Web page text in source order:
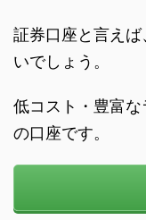
証券口座と言え
いでしょう。
低コスト・豊富
の口座です。